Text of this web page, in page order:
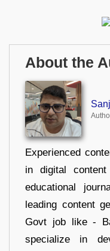
About the
Experienced
in digital
educational
leading content
Govt job like -
specialize in